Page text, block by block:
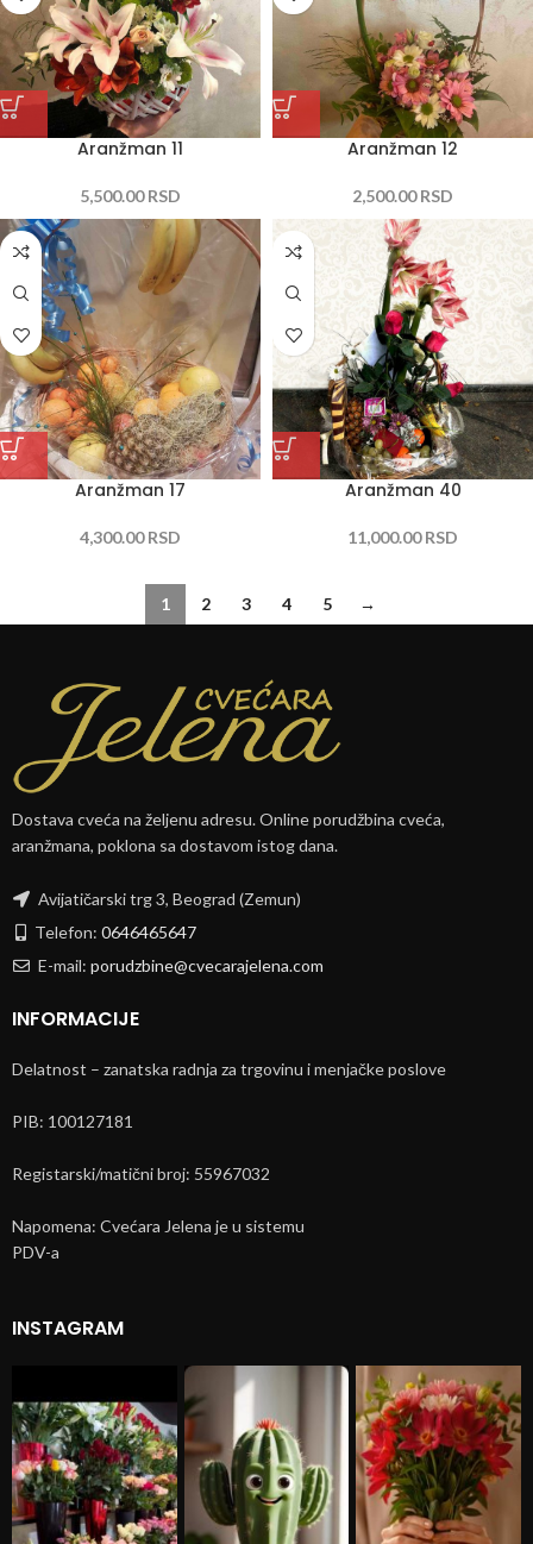
Aranžman 11
5,500.00RSD
Aranžman 12
2,500.00RSD
Aranžman 17
4,300.00RSD
Aranžman 40
11,000.00RSD
1 2 3 4 5 →
Dostava cveća na željenu adresu. Online porudžbina cveća,
aranžmana, poklona sa dostavom istog dana.
Avijatičarski trg 3, Beograd (Zemun)
Telefon: 0646465647
E-mail: porudzbine@cvecarajelena.com
INFORMACIJE
Delatnost – zanatska radnja za trgovinu i menjačke poslove
PIB: 100127181
Registarski/matični broj: 55967032
Napomena: Cvećara Jelena je u sistemu
PDV-a
INSTAGRAM